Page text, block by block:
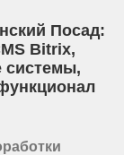
Посад:
Bitrix,
системы,